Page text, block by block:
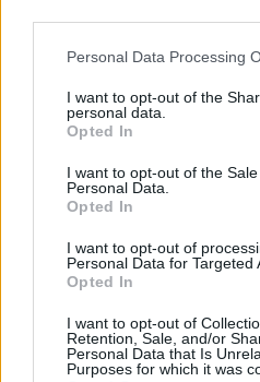
Please note that this website/
not limited to your visit or usage
grant or deny consent to
use your data for below
consent section.
Personal Data Processing
I want to opt-out of the
personal data.
Opted In
I want to opt-out of the
Personal Data.
Opted In
I want to opt-out of
Personal Data for Targeted
Opted In
I want to opt-out of
Retention, Sale, and/or
Personal Data that Is
Purposes for which it was